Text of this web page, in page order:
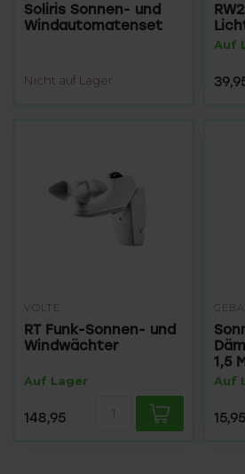
Soliris Sonnen- und
Windautomatenset
Nicht auf Lager
Auf
VOLTE
RT Funk-Sonnen- und
Windwächter
Auf Lager
148,95
GEBA
1,5
Auf
15,95